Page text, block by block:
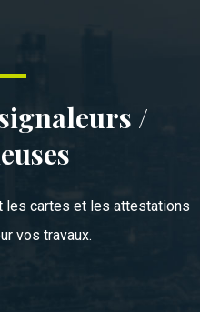
/
les cartes et les attestations
vos travaux.